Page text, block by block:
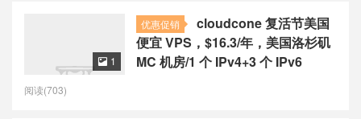
优惠促销
cloudcone 复活节美国
便宜 VPS，$16.3/年，美国洛杉矶
MC 机房/1 个 IPv4+3 个 IPv6
 1
阅读(703)